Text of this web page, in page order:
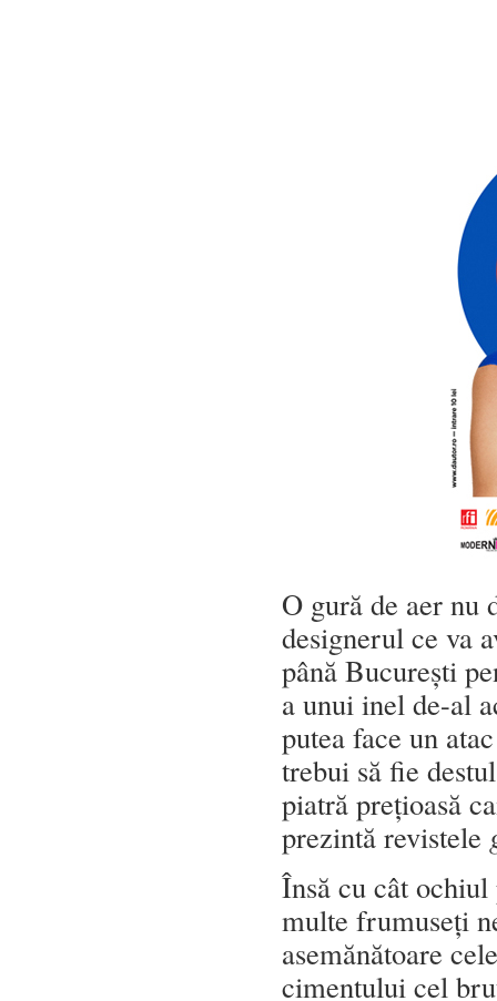
O gură de aer nu
designerul ce va
până București
a unui inel de-al
putea face un
trebui să fie
piatră prețioasă
prezintă revistele
Însă cu cât
multe frumuseți
asemănătoare
cimentului cel